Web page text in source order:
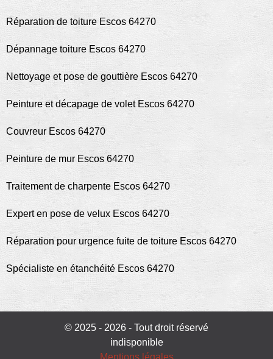
Réparation de toiture Escos 64270
Dépannage toiture Escos 64270
Nettoyage et pose de gouttière Escos 64270
Peinture et décapage de volet Escos 64270
Couvreur Escos 64270
Peinture de mur Escos 64270
Traitement de charpente Escos 64270
Expert en pose de velux Escos 64270
Réparation pour urgence fuite de toiture Escos 64270
Spécialiste en étanchéité Escos 64270
© 2025 - 2026 - Tout droit réservé
indisponible
Mentions légales